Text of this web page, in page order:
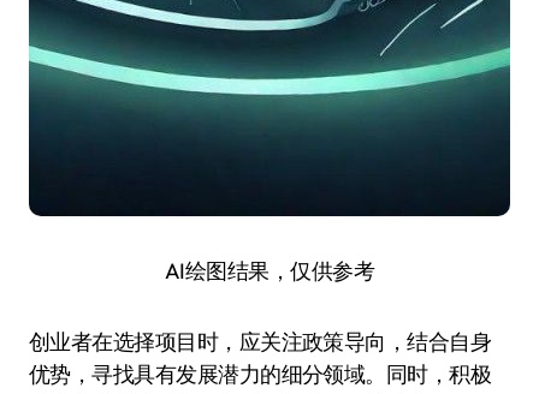
AI绘图结果，仅供参考
创业者在选择项目时，应关注政策导向，结合自身
优势，寻找具有发展潜力的细分领域。同时，积极